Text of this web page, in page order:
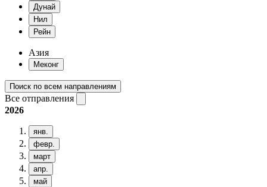
Дунай
Нил
Рейн
Азия
Меконг
Поиск по всем направлениям
Все отправления
2026
янв.
февр.
март
апр.
май